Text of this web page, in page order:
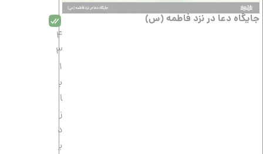
جایگاه دعا در نزد فاطمه (س)
4
3
1
ب
ا
ز
د
ی